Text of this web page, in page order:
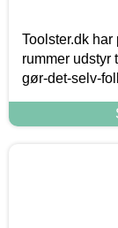
Toolster.dk
rummer udstyr
gør-det-selv-